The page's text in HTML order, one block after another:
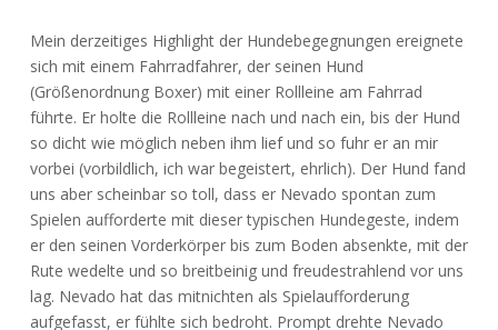
Mein derzeitiges Highlight der Hundebegegnungen ereignete
sich mit einem Fahrradfahrer, der seinen Hund
(Größenordnung Boxer) mit einer Rollleine am Fahrrad
führte. Er holte die Rollleine nach und nach ein, bis der Hund
so dicht wie möglich neben ihm lief und so fuhr er an mir
vorbei (vorbildlich, ich war begeistert, ehrlich). Der Hund fand
uns aber scheinbar so toll, dass er Nevado spontan zum
Spielen aufforderte mit dieser typischen Hundegeste, indem
er den seinen Vorderkörper bis zum Boden absenkte, mit der
Rute wedelte und so breitbeinig und freudestrahlend vor uns
lag. Nevado hat das mitnichten als Spielaufforderung
aufgefasst, er fühlte sich bedroht. Prompt drehte Nevado